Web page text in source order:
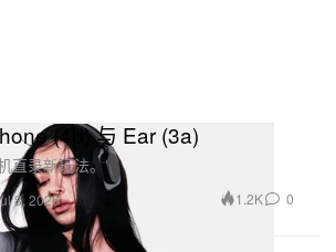
(4b) 与 Ear (3a)
直录新玩法。
8, 2026 1.2K 0